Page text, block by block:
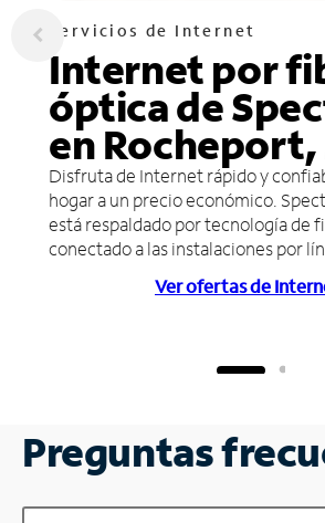
Servicios de Internet
Internet por
óptica de
en Rocheport,
Disfruta de Internet rápido y
hogar a un precio económico.
está respaldado por tecnología de
conectado a las instalaciones por
Ver ofertas de
Preguntas